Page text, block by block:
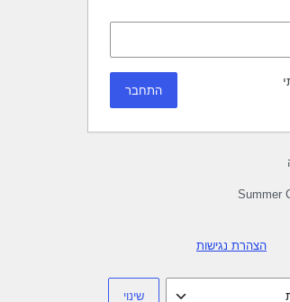
הצהרת נגישות